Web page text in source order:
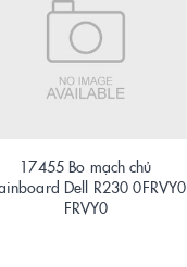
17455 Bo mạch chủ
Dell R230 0FRVY0
FRVY0